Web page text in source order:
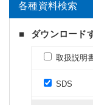
各種資料検索
ダウンロード
取扱説明
SDS